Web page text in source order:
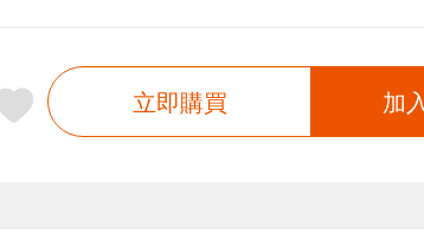
立即購買 加